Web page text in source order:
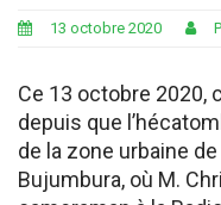
13 octobre 2020
Ce 13 octobre 2020,
depuis que
de la zone urbaine
Bujumbura, où M.